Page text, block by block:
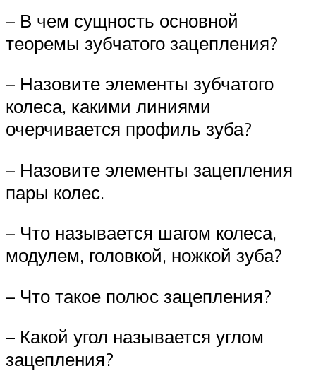
– В чем сущность основной
теоремы зубчатого зацепления?
– Назовите элементы зубчатого
колеса, какими линиями
очерчивается профиль зуба?
– Назовите элементы зацепления
пары колес.
– Что называется шагом колеса,
модулем, головкой, ножкой зуба?
– Что такое полюс зацепления?
– Какой угол называется углом
зацепления?